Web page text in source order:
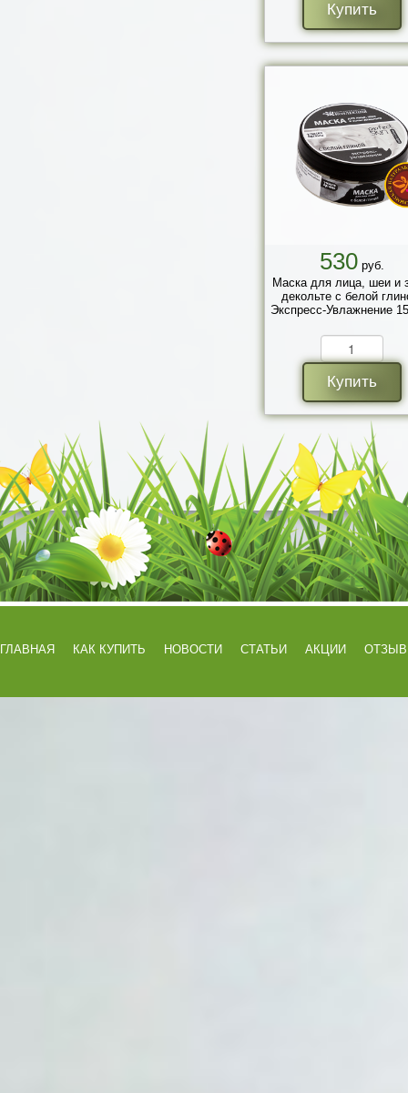
Купить
530руб.
Маска для лица, шеи и
декольте с белой
Экспресс-Увлажнение
Купить
ГЛАВНАЯ КАК КУПИТЬ НОВОСТИ СТАТЬИ АКЦИИ